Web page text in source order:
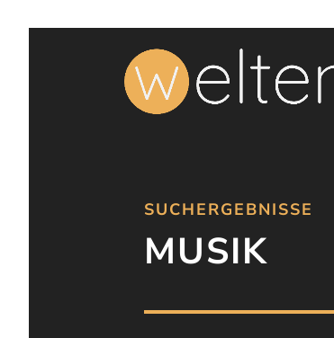
SUCHERGEBNISSE
MUSIK